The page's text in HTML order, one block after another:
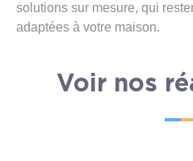
solutions sur mesure, qui
adaptées à votre maison.
Voir nos